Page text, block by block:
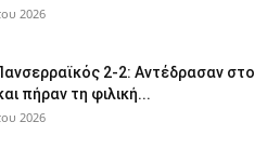
2026
2-2: Αντέδρασαν στο
πήραν τη φιλική...
2026